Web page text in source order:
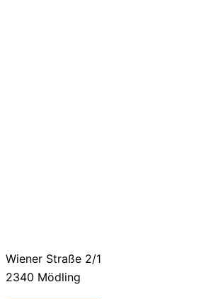
Wiener Straße 2/1
2340 Mödling